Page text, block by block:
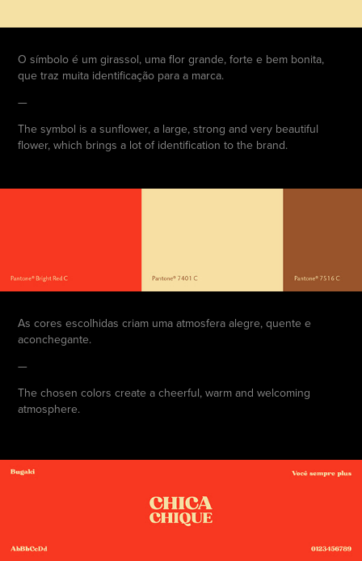
O símbolo é um girassol, uma flor grande, forte e bem bonita,
que traz muita identificação para a marca.
—
The symbol is a sunflower, a large, strong and very beautiful
flower, which brings a lot of identification to the brand.
As cores escolhidas criam uma atmosfera alegre, quente e
aconchegante.
—
The chosen colors create a cheerful, warm and welcoming
atmosphere.